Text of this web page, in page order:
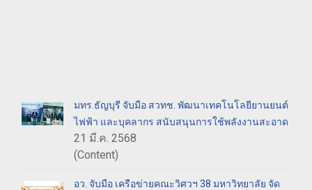
มทร.ธัญบุรี จับมือ สวทช. พัฒนาเทคโนโลยียานยนต์
ไฟฟ้า และบุคลากร สนับสนุนการใช้พลังงานสะอาด
21 มี.ค. 2568
(Content)
อว. จับมือ เครือข่ายคณะวิศวฯ 38 มหาวิทยาลัย จัด